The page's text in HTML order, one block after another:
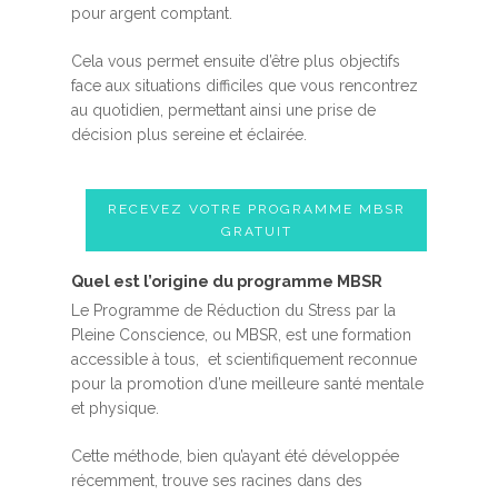
pour argent comptant.
Cela vous permet ensuite d’être plus objectifs
face aux situations difficiles que vous rencontrez
au quotidien, permettant ainsi une prise de
décision plus sereine et éclairée.
RECEVEZ VOTRE PROGRAMME MBSR
GRATUIT
Quel est l’origine du programme MBSR
Le Programme de Réduction du Stress par la
Pleine Conscience, ou MBSR, est une formation
accessible à tous, et scientifiquement reconnue
pour la promotion d’une meilleure santé mentale
et physique.
Cette méthode, bien qu’ayant été développée
récemment, trouve ses racines dans des